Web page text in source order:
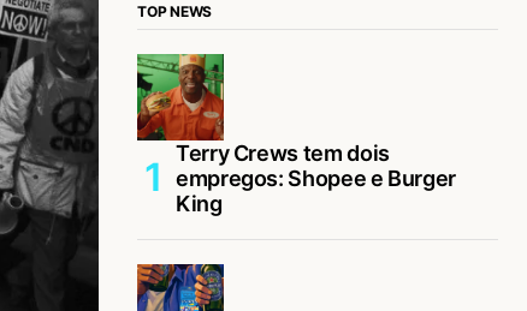
TOP NEWS
Terry Crews tem dois
empregos: Shopee e Burger
King